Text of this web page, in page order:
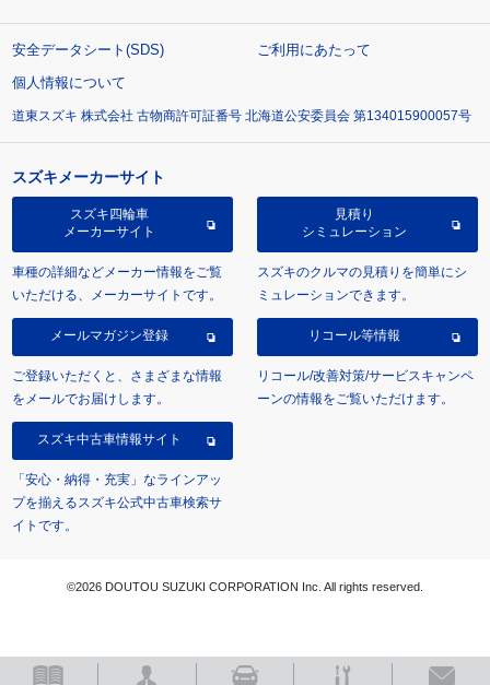
安全データシート(SDS)
ご利用にあたって
個人情報について
道東スズキ 株式会社 古物商許可証番号 北海道公安委員会 第134015900057号
スズキメーカーサイト
スズキ四輪車
メーカーサイト
車種の詳細などメーカー情報をご覧
いただける、メーカーサイトです。
見積り
シミュレーション
スズキのクルマの見積りを簡単にシ
ミュレーションできます。
メールマガジン登録
ご登録いただくと、さまざまな情報
をメールでお届けします。
リコール等情報
リコール/改善対策/サービスキャンペ
ーンの情報をご覧いただけます。
スズキ中古車情報サイト
「安心・納得・充実」なラインアッ
プを揃えるスズキ公式中古車検索サ
イトです。
©2026 DOUTOU SUZUKI CORPORATION Inc. All rights reserved.